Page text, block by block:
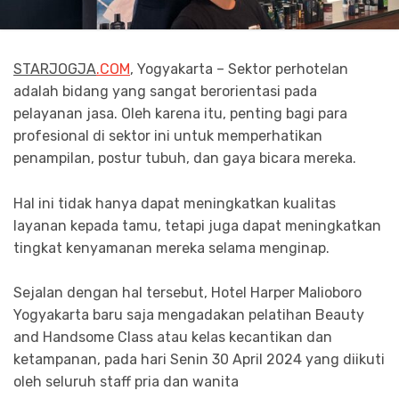
STARJOGJA.COM, Yogyakarta – Sektor perhotelan
adalah bidang yang sangat berorientasi pada
pelayanan jasa. Oleh karena itu, penting bagi para
profesional di sektor ini untuk memperhatikan
penampilan, postur tubuh, dan gaya bicara mereka.
Hal ini tidak hanya dapat meningkatkan kualitas
layanan kepada tamu, tetapi juga dapat meningkatkan
tingkat kenyamanan mereka selama menginap.
Sejalan dengan hal tersebut, Hotel Harper Malioboro
Yogyakarta baru saja mengadakan pelatihan Beauty
and Handsome Class atau kelas kecantikan dan
ketampanan, pada hari Senin 30 April 2024 yang diikuti
oleh seluruh staff pria dan wanita